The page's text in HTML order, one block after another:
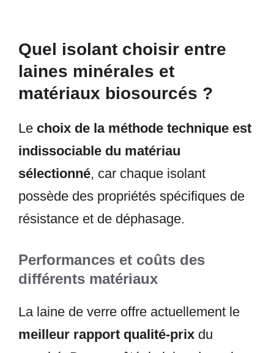
Quel isolant choisir entre
laines minérales et
matériaux biosourcés ?
Le choix de la méthode technique est
indissociable du matériau
sélectionné, car chaque isolant
possède des propriétés spécifiques de
résistance et de déphasage.
Performances et coûts des
différents matériaux
La laine de verre offre actuellement le
meilleur rapport qualité-prix du